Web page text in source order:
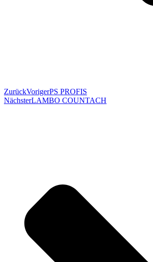
ZurückVorigerPS PROFIS
NächsterLAMBO COUNTACH